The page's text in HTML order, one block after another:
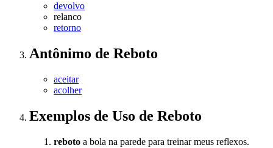
devolvo
relanco
retorno
Antônimo de Reboto
aceitar
acolher
Exemplos de Uso de Reboto
reboto a bola na parede para treinar meus reflexos.